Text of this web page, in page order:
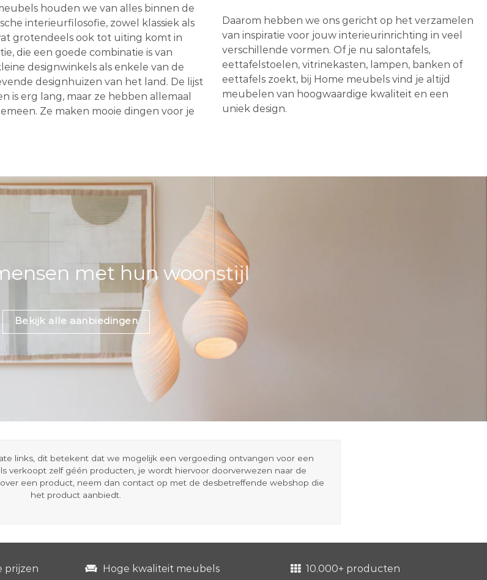
houden we van alles binnen de
interieurfilosofie, zowel klassiek als
grotendeels ook tot uiting komt in
die een goede combinatie is van
designwinkels als enkele van de
designhuizen van het land. De lijst
is erg lang, maar ze hebben allemaal
Ze maken mooie dingen voor je
Daarom hebben we ons gericht op het verzamelen
van inspiratie voor jouw interieurinrichting in veel
verschillende vormen. Of je nu salontafels,
eettafelstoelen, vitrinekasten, lampen, banken of
eettafels zoekt, bij Home meubels vind je altijd
meubelen van hoogwaardige kwaliteit en een
uniek design.
met hun woonstijl
Bekijk alle aanbiedingen
links, dit betekent dat we mogelijk een vergoeding ontvangen voor een
verkoopt zelf géén producten, je wordt hiervoor doorverwezen naar de
een product, neem dan contact op met de desbetreffende webshop die
het product aanbiedt.
prijzen Hoge kwaliteit meubels 10.000+ producten